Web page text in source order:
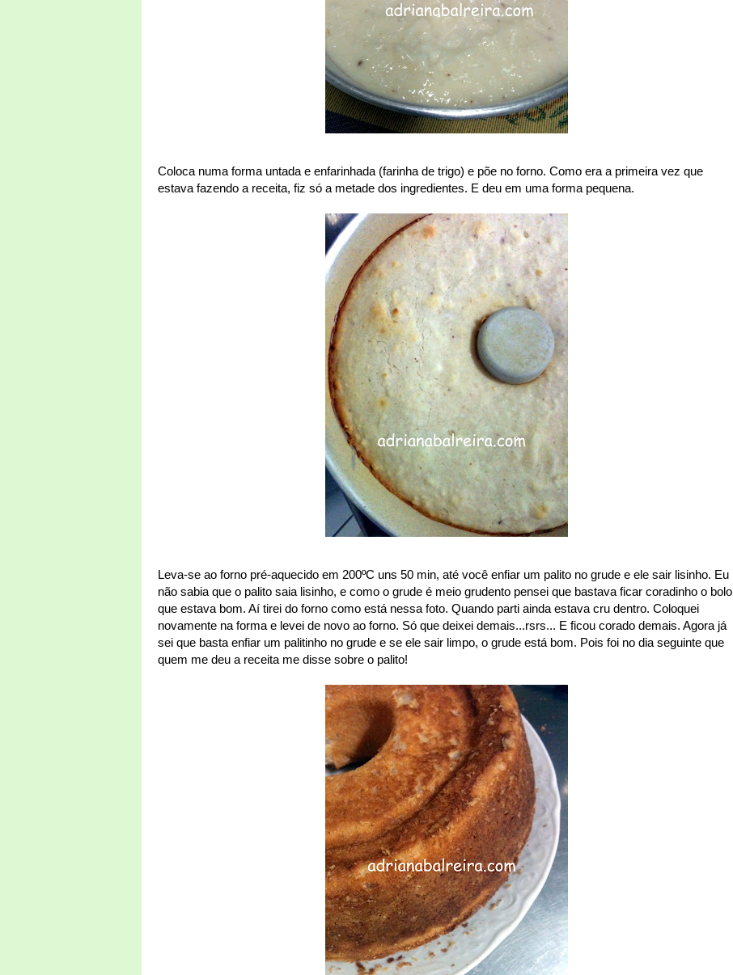
Coloca numa forma untada e enfarinhada (farinha de trigo) e põe no forno. Como era a primeira vez que
estava fazendo a receita, fiz só a metade dos ingredientes. E deu em uma forma pequena.
Leva-se ao forno pré-aquecido em 200ºC uns 50 min, até você enfiar um palito no grude e ele sair lisinho. Eu
não sabia que o palito saia lisinho, e como o grude é meio grudento pensei que bastava ficar coradinho o bolo
que estava bom. Aí tirei do forno como está nessa foto. Quando parti ainda estava cru dentro. Coloquei
novamente na forma e levei de novo ao forno. Só que deixei demais...rsrs... E ficou corado demais. Agora já
sei que basta enfiar um palitinho no grude e se ele sair limpo, o grude está bom. Pois foi no dia seguinte que
quem me deu a receita me disse sobre o palito!